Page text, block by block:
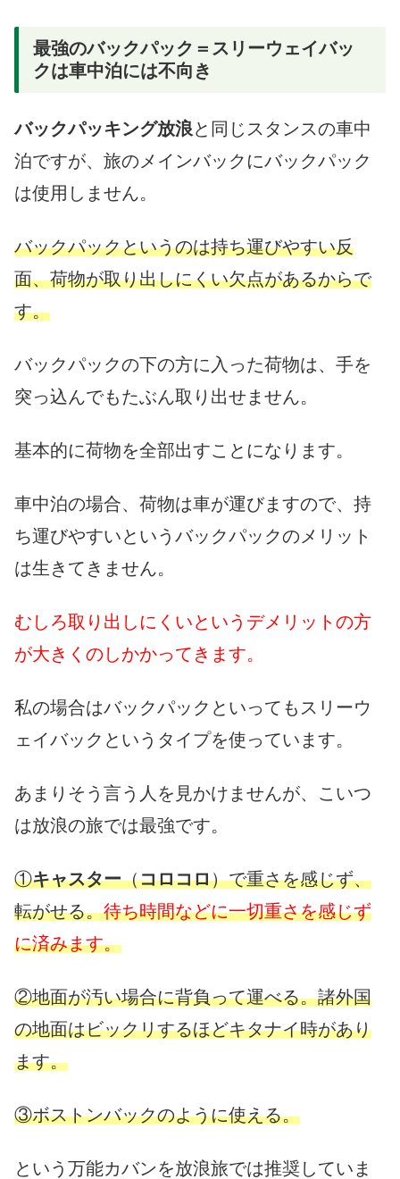
最強のバックパック＝スリーウェイバッ
クは車中泊には不向き
バックパッキング放浪と同じスタンスの車中
泊ですが、旅のメインバックにバックパック
は使用しません。
バックパックというのは持ち運びやすい反
面、荷物が取り出しにくい欠点があるからで
す。
バックパックの下の方に入った荷物は、手を
突っ込んでもたぶん取り出せません。
基本的に荷物を全部出すことになります。
車中泊の場合、荷物は車が運びますので、 持
ち運びやすいというバックパックのメリット
は生きてきません。
むしろ取り出しにくいというデメリットの方
が大きくのしかかってきます。
私の場合はバックパックといってもスリーウ
ェイバックというタイプを使っています。
あまりそう言う人を見かけませんが、こいつ
は放浪の旅では最強です。
①キャスター（コロコロ）で重さを感じず、
転がせる。待ち時間などに一切重さを感じず
に済みます。
②地面が汚い場合に背負って運べる。諸外国
の地面はビックリするほどキタナイ時があり
ます。
③ボストンバックのように使える。
という万能カバンを放浪旅では推奨していま